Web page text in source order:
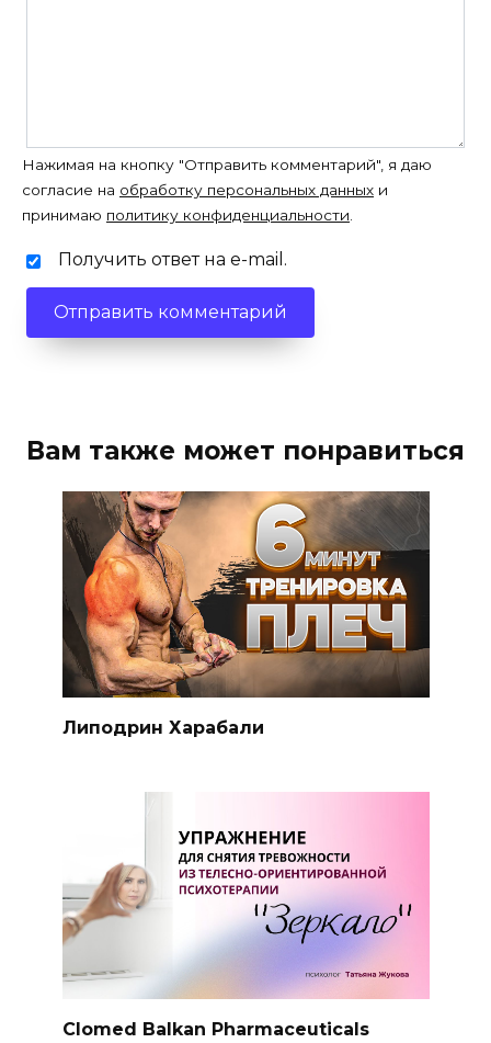
Нажимая на кнопку "Отправить комментарий", я даю
согласие на обработку персональных данных и
принимаю политику конфиденциальности.
Получить ответ на e-mail.
Вам также может понравиться
Липодрин Харабали
Clomed Balkan Pharmaceuticals